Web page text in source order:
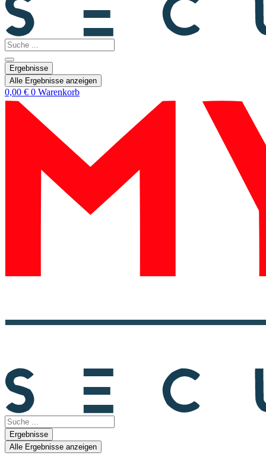
Search
...
Ergebnisse
Alle Ergebnisse anzeigen
0,00 € 0 Warenkorb
Search
...Ergebnisse
Alle Ergebnisse anzeigen